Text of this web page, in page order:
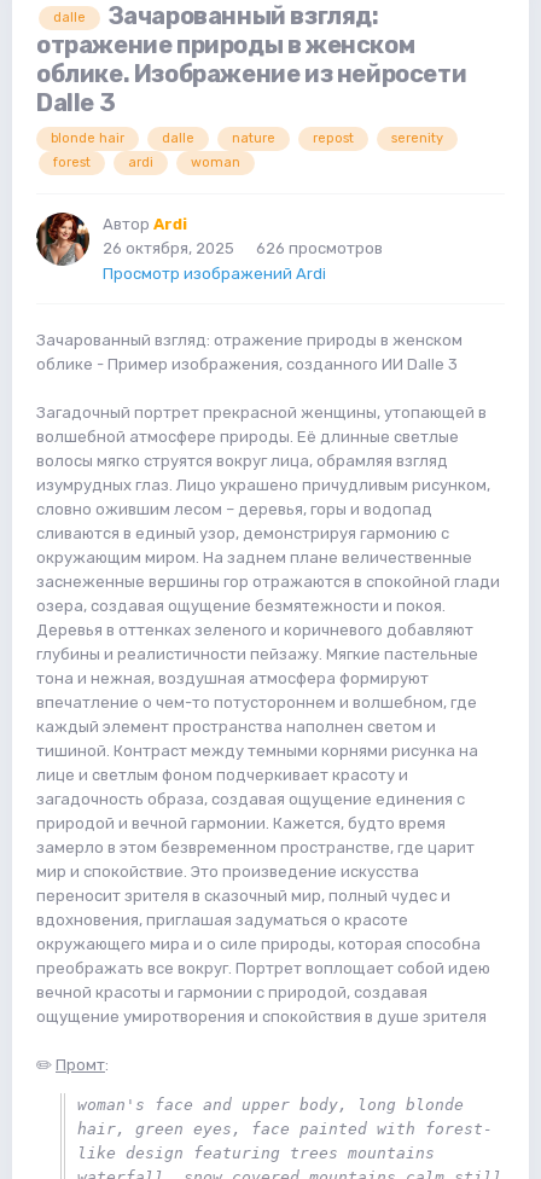
dalle
Зачарованный взгляд:
отражение природы в женском
облике. Изображение из нейросети
Dalle 3
blonde hair dalle nature repost
serenity
forest
ardi woman
Автор Ardi
26 октября, 2025
626 просмотров
Просмотр изображений Ardi
Зачарованный взгляд: отражение природы в женском
облике - Пример изображения, созданного ИИ Dalle 3
Загадочный портрет прекрасной женщины, утопающей в
волшебной атмосфере природы. Её длинные светлые
волосы мягко струятся вокруг лица, обрамляя взгляд
изумрудных глаз. Лицо украшено причудливым рисунком,
словно ожившим лесом – деревья, горы и водопад
сливаются в единый узор, демонстрируя гармонию с
окружающим миром. На заднем плане величественные
заснеженные вершины гор отражаются в спокойной глади
озера, создавая ощущение безмятежности и покоя.
Деревья в оттенках зеленого и коричневого добавляют
глубины и реалистичности пейзажу. Мягкие пастельные
тона и нежная, воздушная атмосфера формируют
впечатление о чем-то потустороннем и волшебном, где
каждый элемент пространства наполнен светом и
тишиной. Контраст между темными корнями рисунка на
лице и светлым фоном подчеркивает красоту и
загадочность образа, создавая ощущение единения с
природой и вечной гармонии. Кажется, будто время
замерло в этом безвременном пространстве, где царит
мир и спокойствие. Это произведение искусства
переносит зрителя в сказочный мир, полный чудес и
вдохновения, приглашая задуматься о красоте
окружающего мира и о силе природы, которая способна
преображать все вокруг. Портрет воплощает собой идею
вечной красоты и гармонии с природой, создавая
ощущение умиротворения и спокойствия в душе зрителя
✏️ Промт:
woman's face and upper body, long blonde
hair, green eyes, face painted with forest-
like design featuring trees mountains